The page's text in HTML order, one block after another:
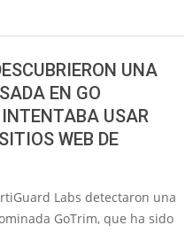
UNA
EN GO
USAR
WEB DE
Labs detectaron una
GoTrim, que ha sido